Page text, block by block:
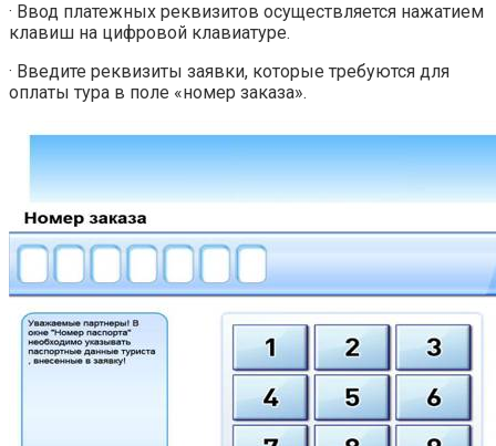
· Ввод платежных реквизитов осуществляется нажатием
клавиш на цифровой клавиатуре.
· Введите реквизиты заявки, которые требуются для
оплаты тура в поле «номер заказа».